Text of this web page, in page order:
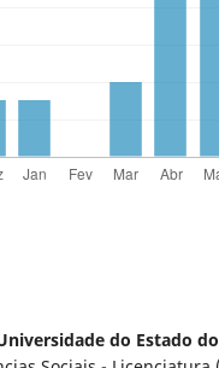
do Estado